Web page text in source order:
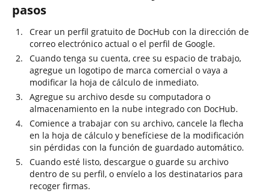
pasos
Crear un perfil gratuito de DocHub con la dirección de
correo electrónico actual o el perfil de Google.
Cuando tenga su cuenta, cree su espacio de trabajo,
agregue un logotipo de marca comercial o vaya a
modificar la hoja de cálculo de inmediato.
Agregue su archivo desde su computadora o
almacenamiento en la nube integrado con DocHub.
Comience a trabajar con su archivo, cancele la flecha
en la hoja de cálculo y benefíciese de la modificación
sin pérdidas con la función de guardado automático.
Cuando esté listo, descargue o guarde su archivo
dentro de su perfil, o envíelo a los destinatarios para
recoger firmas.